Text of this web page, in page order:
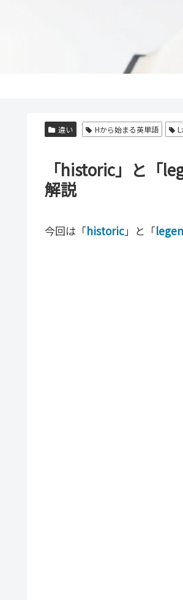
違い Hから始まる英単語
「historic」と「
解説
今回は「historic」と「